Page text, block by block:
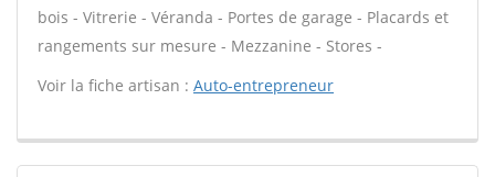
bois - Vitrerie - Véranda - Portes de garage - Placards et
rangements sur mesure - Mezzanine - Stores -
Voir la fiche artisan : Auto-entrepreneur